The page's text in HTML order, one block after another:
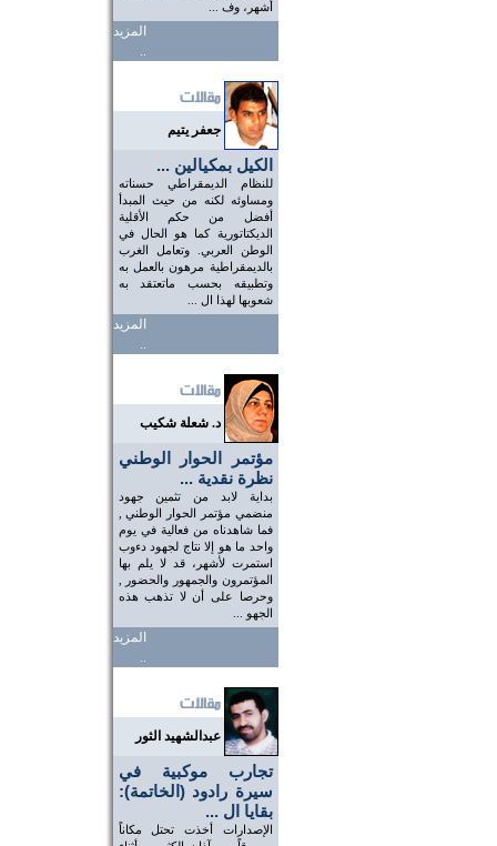
أشهر، وف ...
المزيد
..
جعفر يتيم
الكيل بمكيالين ...
للنظام الديمقراطي حسناته
ومساوئه لكنه من حيث المبدأ
أفضل من حكم الأقلية
الديكتاتورية كما هو الحال في
الوطن العربي. وتعامل الغرب
بالديمقراطية مرهون بالعمل به
وتطبيقه بحسب ماتعتقد به
شعوبها لهذا ال ...
المزيد
..
د. شعلة شكيب
مؤتمر الحوار الوطني
نظرة نقدية ...
بداية لابد من تثمين جهود
منضمي مؤتمر الحوار الوطني ,
فما شاهدناه من فعالية في يوم
واحد ما هو إلا نتاج لجهود دءوب
استمرت لأشهر، قد لا يلم بها
المؤتمرون والجمهور والحضور ,
وحرصا على أن لا تذهب هذه
الجهو ...
المزيد
..
عبدالشهيد الثور
تجارب موكبية في
سيرة رادود (الخاتمة):
بقايا ال ...
الإصدارات أخذت تحتل مكاناً